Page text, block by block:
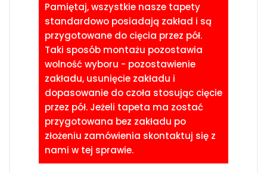
Pamiętaj, wszystkie nasze tapety
standardowo posiadają zakład i są
przygotowane do cięcia przez pół.
Taki sposób montażu pozostawia
wolność wyboru - pozostawienie
zakładu, usunięcie zakładu i
dopasowanie do czoła stosując cięcie
przez pół. Jeżeli tapeta ma zostać
przygotowana bez zakładu po
złożeniu zamówienia skontaktuj się z
nami w tej sprawie.